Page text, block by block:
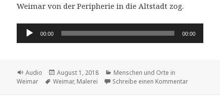
Weimar von der Peripherie in die Altstadt zog.
Audio-
00:00 00:00
Format
Audio
Veröffentlicht
am
August 1, 2018 Kategorien
Menschen und Orte in
Weimar
Schlagwörter
Weimar, Malerei Schreibe einen Kommentarzu Peter